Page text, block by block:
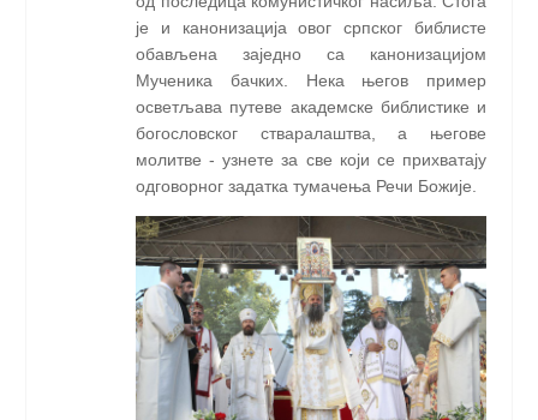
је и канонизација овог српског библисте
обављена заједно са канонизацијом
Мученика бачких. Нека његов пример
осветљава путеве академске библистике и
богословског стваралаштва, а његове
молитве - узнете за све који се прихватају
одговорног задатка тумачења Речи Божије.